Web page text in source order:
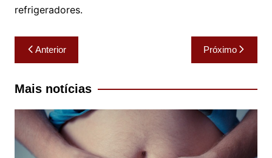
refrigeradores.
Navegação
de
Post
Anterior Próximo
Mais notícias